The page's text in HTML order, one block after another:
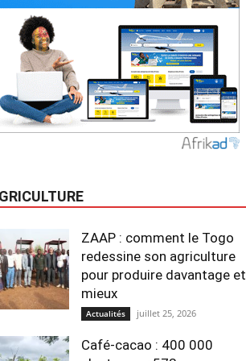
ZAAP : comment le Togo
redessine son agriculture
pour produire davantage et
mieux
Actualités juillet 25, 2026
Café-cacao : 400 000